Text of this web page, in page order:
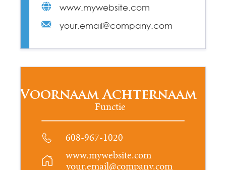
www.mywebsite.com
your.email@company.com
www.mywebsite.com
your.email@company.com
608-967-1020
Functie
Voornaam Achternaam